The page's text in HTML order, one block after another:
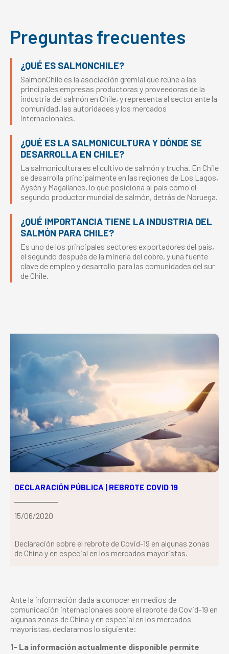
Preguntas frecuentes
¿QUÉ ES SALMONCHILE?
SalmonChile es la asociación gremial que reúne a las
principales empresas productoras y proveedoras de la
industria del salmón en Chile, y representa al sector ante la
comunidad, las autoridades y los mercados
internacionales.
¿QUÉ ES LA SALMONICULTURA Y DÓNDE SE
DESARROLLA EN CHILE?
La salmonicultura es el cultivo de salmón y trucha. En Chile
se desarrolla principalmente en las regiones de Los Lagos,
Aysén y Magallanes, lo que posiciona al país como el
segundo productor mundial de salmón, detrás de Noruega.
¿QUÉ IMPORTANCIA TIENE LA INDUSTRIA DEL
SALMÓN PARA CHILE?
Es uno de los principales sectores exportadores del país,
el segundo después de la minería del cobre, y una fuente
clave de empleo y desarrollo para las comunidades del sur
de Chile.
DECLARACIÓN PÚBLICA | REBROTE COVID 19
15/06/2020
Declaración sobre el rebrote de Covid-19 en algunas zonas
de China y en especial en los mercados mayoristas.
Ante la información dada a conocer en medios de
comunicación internacionales sobre el rebrote de Covid-19 en
algunas zonas de China y en especial en los mercados
mayoristas, declaramos lo siguiente:
1- La información actualmente disponible permite